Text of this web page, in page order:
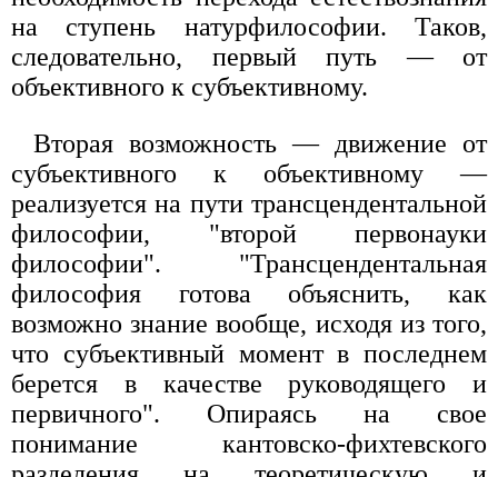
на ступень натурфилософии. Таков,
следовательно, первый путь — от
объективного к субъективному.
Вторая возможность — движение от
субъективного к объективному —
реализуется на пути трансцендентальной
философии, "второй первонауки
философии". "Трансцендентальная
философия готова объяснить, как
возможно знание вообще, исходя из того,
что субъективный момент в последнем
берется в качестве руководящего и
первичного". Опираясь на свое
понимание кантовско-фихтевского